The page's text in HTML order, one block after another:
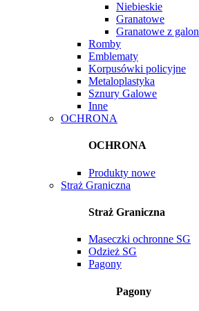
Niebieskie
Granatowe
Granatowe z
Romby
Emblematy
Korpusówki policyjne
Metaloplastyka
Sznury Galowe
Inne
OCHRONA
OCHRONA
Produkty nowe
Straż Graniczna
Straż Graniczna
Maseczki ochronne SG
Odzież SG
Pagony
Pagony